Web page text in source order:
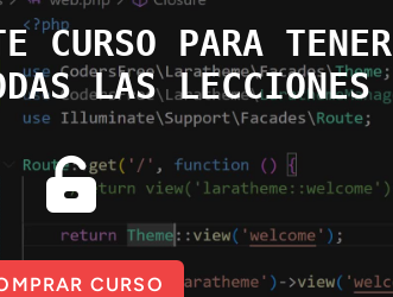
CURSO PARA TENER
LAS LECCIONES
CURSO